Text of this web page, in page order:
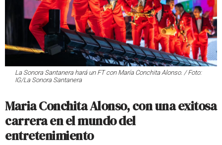
La Sonora Santanera hará un FT con María Conchita Alonso. / Foto:
IG/La Sonora Santanera
Maria Conchita Alonso, con una exitosa
carrera en el mundo del
entretenimiento